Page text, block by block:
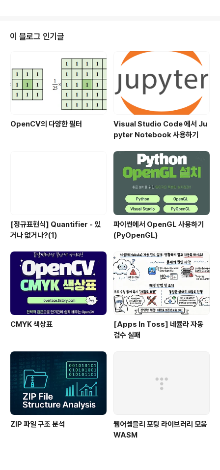
제약사항은 총길이가 10^5 임으로 브루트 포스로 풀 수 없
다. time-limited 가 발생한다. 1
이 블로그 인기글
OpenCV의 다양한 필터
Visual Studio Code 에서 Ju
pyter Notebook 사용하기
[정규표현식] Quantifier - 있
거나 없거나?(1)
파이썬에서 OpenGL 사용하기
(PyOpenGL)
CMYK 색상표
[Apps In Toss] 네뷸라 자동
검수 실패
ZIP 파일 구조 분석
웹어셈블리 포팅 라이브러리 모음
WASM